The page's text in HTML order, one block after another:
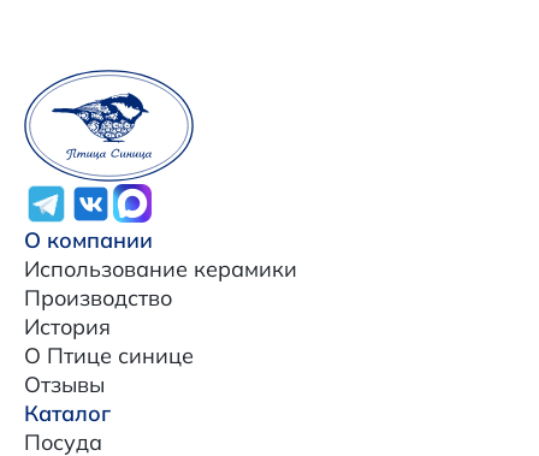
О компании
Использование керамики
Производство
История
О Птице синице
Отзывы
Каталог
Посуда